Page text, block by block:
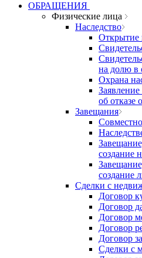
ОБРАЩЕНИЯ
Физические лица
Наследство
Открытие
на долю в
Охрана
об отказе
Завещания
создание
создание
Сделки с
Договор
Договор
Договор
Договор
Договор
Сделки с